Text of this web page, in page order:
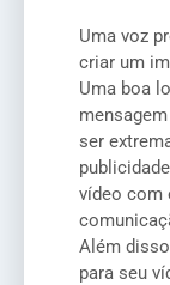
Uma voz
criar um
Uma boa
ser
vídeo com
Além
para seu